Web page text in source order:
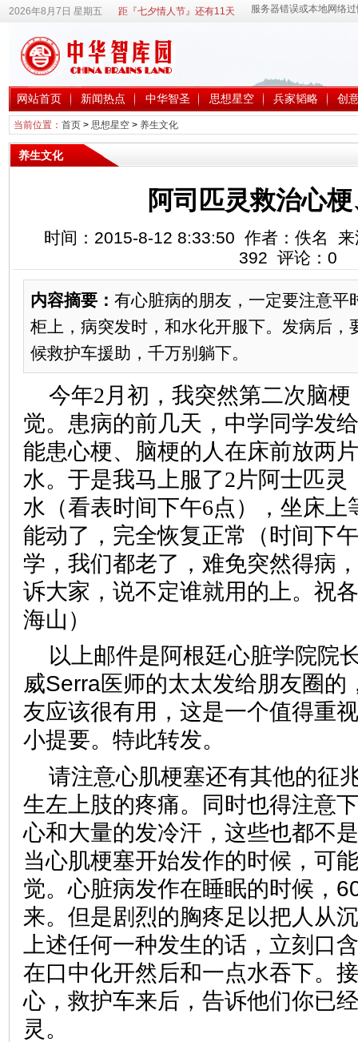
2026年8月7日 星期五 距『七夕情人节』还有11天
网站首页 新闻热点 中华智圣 思想星空 兵家韬略 创
当前位置： 首页> 思想星空> 养生文化
养生文化
阿司匹灵救治心
时间：2015-8-12 8:33:50 作者：佚名
392 评论： 0
内容摘要： 有心脏病的朋友，一定要注意平
柜上，病突发时，和水化开服下。发病后，
候救护车援助，千万别躺下。
今年2月初，我突然第二次脑
觉。患病的前几天，中学同学发
能患心梗、脑梗的人在床前放两
水。于是我马上服了2片阿士匹灵
水（看表时间下午6点），坐床上
能动了，完全恢复正常（时间下
学，我们都老了，难免突然得病
诉大家，说不定谁就用的上。祝
海山）
以上邮件是阿根廷心脏学院院
威Serra医师的太太发给朋友圈的
友应该很有用，这是一个值得重
小提要。特此转发。
请注意心肌梗塞还有其他的征
生左上肢的疼痛。同时也得注意
心和大量的发冷汗，这些也都不
当心肌梗塞开始发作的时候，可
觉。心脏病发作在睡眠的时候，
来。但是剧烈的胸疼足以把人从
上述任何一种发生的话，立刻口
在口中化开然后和一点水吞下。
心，救护车来后，告诉他们你已
灵。